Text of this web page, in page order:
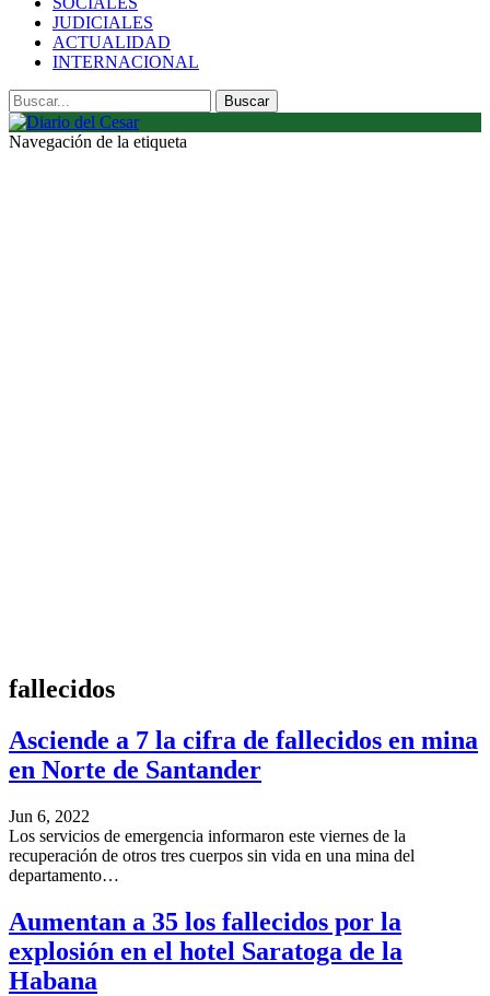
JUDICIALES
ACTUALIDAD
INTERNACIONAL
Navegación de la etiqueta
fallecidos
Asciende a 7 la cifra de fallecidos en mina
en Norte de Santander
Jun 6, 2022
Los servicios de emergencia informaron este viernes de la
recuperación de otros tres cuerpos sin vida en una mina del
departamento…
Aumentan a 35 los fallecidos por la
explosión en el hotel Saratoga de la
Habana